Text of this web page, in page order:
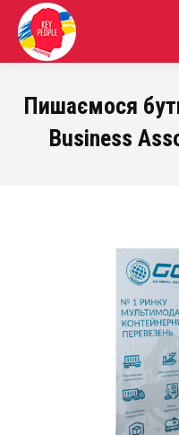
Пишаємося
Business